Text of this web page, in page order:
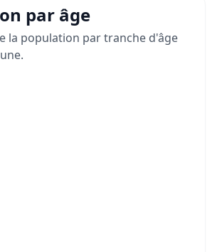
par âge
la population par tranche d'âge